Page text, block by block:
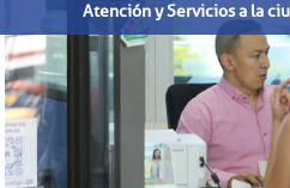
Atención y Servicios a la